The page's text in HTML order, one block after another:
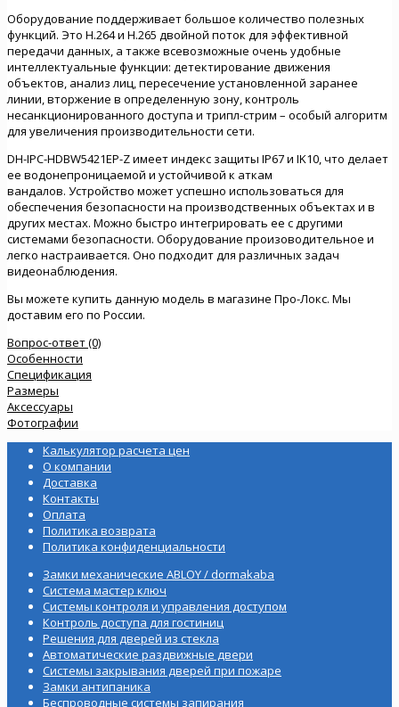
Оборудование поддерживает большое количество полезных
функций. Это H.264 и H.265 двойной поток для эффективной
передачи данных, а также всевозможные очень удобные
интеллектуальные функции: детектирование движения
объектов, анализ лиц, пересечение установленной заранее
линии, вторжение в определенную зону, контроль
несанкционированного доступа и трипл-стрим – особый алгоритм
для увеличения производительности сети.
DH-IPC-HDBW5421EP-Z имеет индекс защиты IP67 и IK10, что делает
ее водонепроницаемой и устойчивой к аткам
вандалов. Устройство может успешно использоваться для
обеспечения безопасности на производственных объектах и в
других местах. Можно быстро интегрировать ее с другими
системами безопасности. Оборудование произоводительное и
легко настраивается. Оно подходит для различных задач
видеонаблюдения.
Вы можете купить данную модель в магазине Про-Локс. Мы
доставим его по России.
Вопрос-ответ (0)
Особенности
Спецификация
Размеры
Аксессуары
Фотографии
Калькулятор расчета цен
О компании
Доставка
Контакты
Оплата
Политика возврата
Политика конфиденциальности
Замки механические ABLOY / dormakaba
Система мастер ключ
Системы контроля и управления доступом
Контроль доступа для гостиниц
Решения для дверей из стекла
Автоматические раздвижные двери
Системы закрывания дверей при пожаре
Замки антипаника
Беспроводные системы запирания